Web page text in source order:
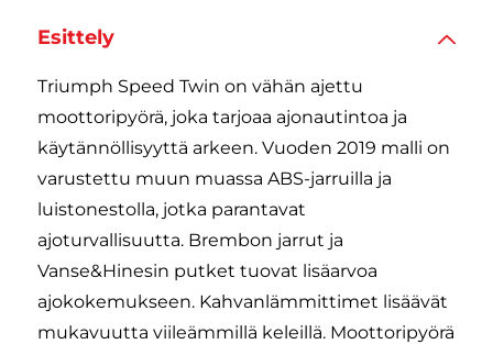
Esittely
Triumph Speed Twin on vähän ajettu
moottoripyörä, joka tarjoaa ajonautintoa ja
käytännöllisyyttä arkeen. Vuoden 2019 malli on
varustettu muun muassa ABS-jarruilla ja
luistonestolla, jotka parantavat
ajoturvallisuutta. Brembon jarrut ja
Vanse&Hinesin putket tuovat lisäarvoa
ajokokemukseen. Kahvanlämmittimet lisäävät
mukavuutta viileämmillä keleillä. Moottoripyörä